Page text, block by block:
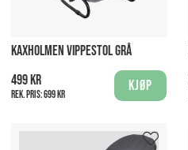
KAXHOLMEN VIPPESTOL GRÅ
499 kr
Rek. pris:699 kr
Kjøp